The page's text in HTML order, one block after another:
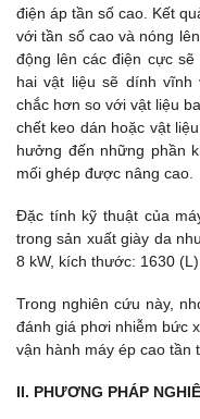
điện áp tần số cao. Kết
với tần số cao và nóng
động lên các điện cực
hai vật liệu sẽ dính vĩnh
chắc hơn so với vật liệu
chết keo dán hoặc vật
hưởng đến những phần
mối ghép được nâng cao.
Đặc tính kỹ thuật của
trong sản xuất giày da
8 kW, kích thước: 1630
Trong nghiên cứu này,
đánh giá phơi nhiễm bức
vận hành máy ép cao tần
II. PHƯƠNG PHÁP